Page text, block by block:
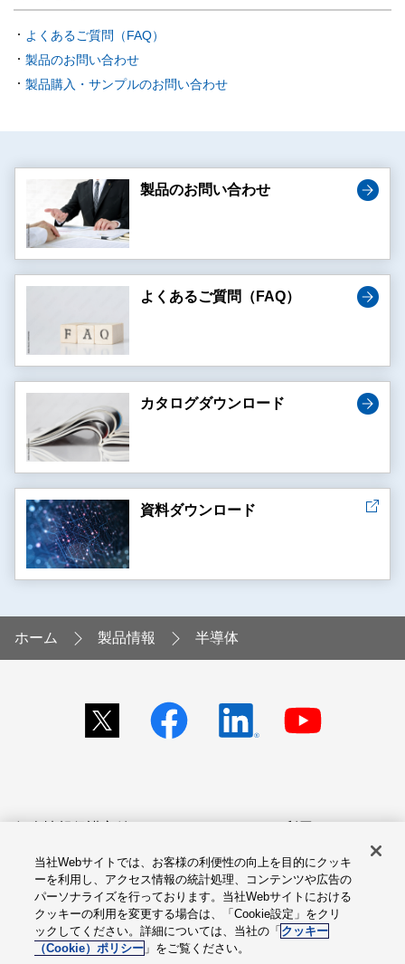
よくあるご質問（FAQ）
製品のお問い合わせ
製品購入・サンプルのお問い合わせ
製品のお問い合わせ
よくあるご質問（FAQ）
カタログダウンロード
資料ダウンロード
ホーム 製品情報 半導体
アクセシビリティへの対応
Cookie設定
総合サイトマップ
当社Webサイトでは、お客様の利便性の向上を目的にクッキ
ーを利用し、アクセス情報の統計処理、コンテンツや広告の
パーソナライズを行っております。当社Webサイトにおける
クッキーの利用を変更する場合は、「Cookie設定」をクリ
ックしてください。詳細については、当社の「 クッキー
（Cookie）ポリシー 」をご覧ください。